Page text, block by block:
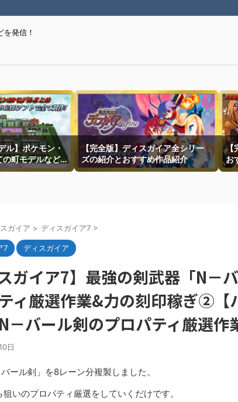
を発信！
ル】ポケモン・
の町モデルなど
【完全版】ディスガイア全シリー
ズの紹介とおすすめ作品紹介
【
お
ト
ガイア > ディスガイア7 >
7 ディスガイア
スガイア7】最強の剣武器「N－
ィ厳選作業&力の刻印稼ぎ②【
－バール剣のプロパティ厳選作
日
ール剣」を8レーン分複製しました。
いのプロパティ厳選をしていくだけです。